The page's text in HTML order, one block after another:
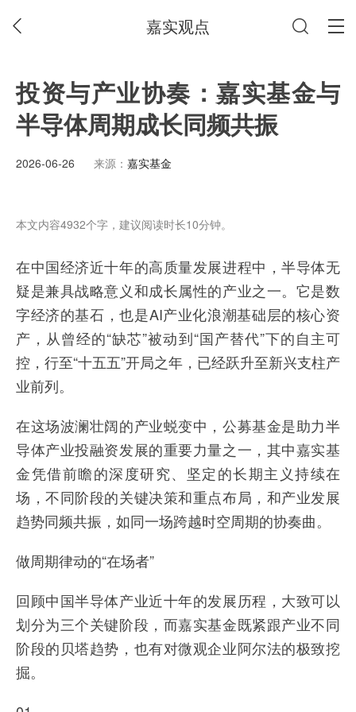
嘉实观点
投资与产业协奏：嘉实基金与
半导体周期成长同频共振
2026-06-26 来源： 嘉实基金
本文内容4932个字，建议阅读时长10分钟。
在中国经济近十年的高质量发展进程中，半导体无
疑是兼具战略意义和成长属性的产业之一。它是数
字经济的基石，也是AI产业化浪潮基础层的核心资
产，从曾经的“缺芯”被动到“国产替代”下的自主可
控，行至“十五五”开局之年，已经跃升至新兴支柱产
业前列。
在这场波澜壮阔的产业蜕变中，公募基金是助力半
导体产业投融资发展的重要力量之一，其中嘉实基
金凭借前瞻的深度研究、坚定的长期主义持续在
场，不同阶段的关键决策和重点布局，和产业发展
趋势同频共振，如同一场跨越时空周期的协奏曲。
做周期律动的“在场者”
回顾中国半导体产业近十年的发展历程，大致可以
划分为三个关键阶段，而嘉实基金既紧跟产业不同
阶段的贝塔趋势，也有对微观企业阿尔法的极致挖
掘。